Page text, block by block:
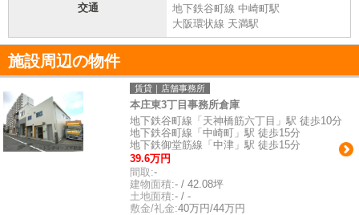
交通
地下鉄谷町線 中崎町駅
大阪環状線 天満駅
施設周辺の物件
賃貸｜店舗事務所
本庄東3丁目事務所倉庫
地下鉄谷町線「天神橋筋六丁目」駅 徒歩10分
地下鉄谷町線「中崎町」駅 徒歩15分
地下鉄御堂筋線「中津」駅 徒歩15分
39.6万円
間取:-
建物面積:- / 42.08坪
土地面積:- / -
敷金/礼金:40万円/44万円